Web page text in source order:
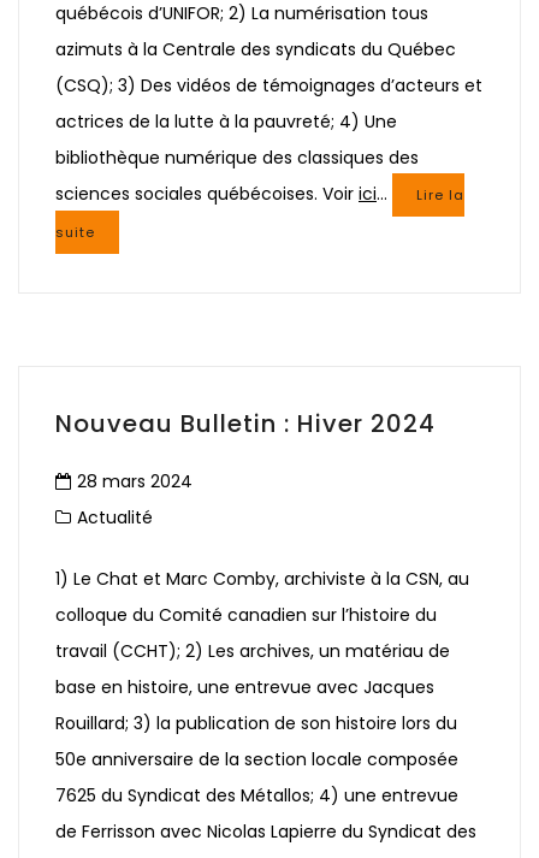
québécois d’UNIFOR; 2) La numérisation tous
azimuts à la Centrale des syndicats du Québec
(CSQ); 3) Des vidéos de témoignages d’acteurs et
actrices de la lutte à la pauvreté; 4) Une
bibliothèque numérique des classiques des
sciences sociales québécoises. Voir ici…
Lire la
suite
Nouveau Bulletin : Hiver 2024
28 mars 2024
Actualité
1) Le Chat et Marc Comby, archiviste à la CSN, au
colloque du Comité canadien sur l’histoire du
travail (CCHT); 2) Les archives, un matériau de
base en histoire, une entrevue avec Jacques
Rouillard; 3) la publication de son histoire lors du
50e anniversaire de la section locale composée
7625 du Syndicat des Métallos; 4) une entrevue
de Ferrisson avec Nicolas Lapierre du Syndicat des